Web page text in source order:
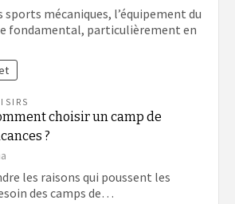
sports mécaniques, l’équipement du
fondamental, particulièrement en
choisir un camp de
?
les raisons qui poussent les
des camps de…